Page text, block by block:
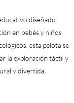
diseñado
en bebés y niños
esta pelota se
la exploración táctil y
y divertida.